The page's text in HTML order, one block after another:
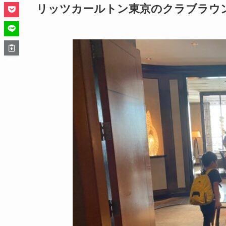
リッツカールトン東京のクラブラウ